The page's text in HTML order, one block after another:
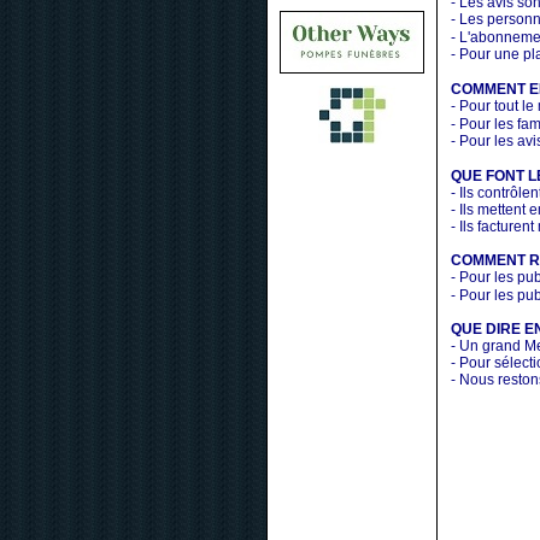
- Les
-
- Pour une
COMMENT
- Pour tout le
- Pour les
- Pour les
QUE FONT
- Ils
- Ils mettent
- Ils facturent
COMMENT
- Pour les
- Pour les
QUE DIRE
- Un grand
- Pour
- Nous